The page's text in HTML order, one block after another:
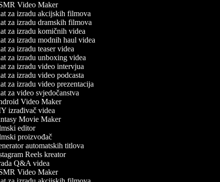
Video Maker
za izradu akcijskih filmova
za izradu dramskih filmova
za izradu komičnih videa
za izradu modnih haul videa
za izradu teaser videa
za izradu unboxing videa
za izradu video intervjua
za izradu video podcasta
za izradu video prezentacija
za video svjedočanstva
Video Maker
izrađivač videa
Movie Maker
editor
proizvođač
automatskih titlova
Reels kreator
Q&A videa
Video Maker